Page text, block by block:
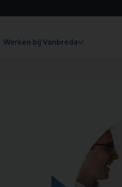
Werken bij Vanbreda